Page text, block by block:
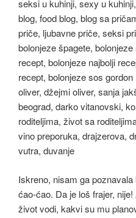
Iskreno, nisam ga
ćao-ćao. Da je loš frajer,
život vodi, kakvi su mu